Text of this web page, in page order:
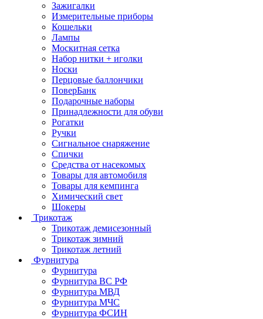
Зажигалки
Измерительные приборы
Кошельки
Лампы
Москитная сетка
Набор нитки + иголки
Носки
Перцовые баллончики
ПоверБанк
Подарочные наборы
Принадлежности для обуви
Рогатки
Ручки
Сигнальное снаряжение
Спички
Средства от насекомых
Товары для автомобиля
Товары для кемпинга
Химический свет
Шокеры
Трикотаж
Трикотаж демисезонный
Трикотаж зимний
Трикотаж летний
Фурнитура
Фурнитура
Фурнитура ВС РФ
Фурнитура МВД
Фурнитура МЧС
Фурнитура ФСИН